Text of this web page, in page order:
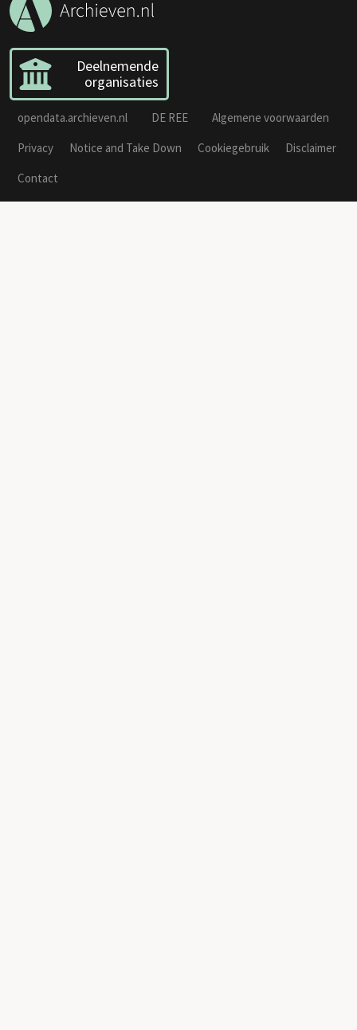
Deelnemende
organisaties
opendata.archieven.nl DE REE
Algemene voorwaarden
Privacy
Notice and Take Down Cookiegebruik
Disclaimer
Contact